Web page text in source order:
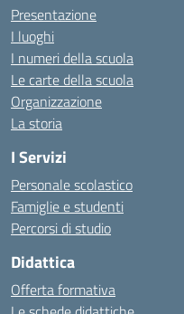
Presentazione
I luoghi
I numeri della scuola
Le carte della scuola
Organizzazione
La storia
I Servizi
Personale scolastico
Famiglie e studenti
Percorsi di studio
Didattica
Offerta formativa